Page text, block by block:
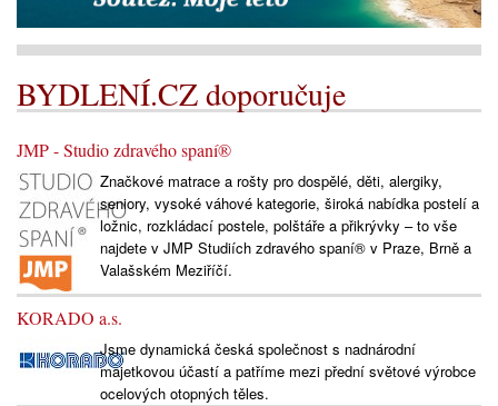
BYDLENÍ.CZ doporučuje
JMP - Studio zdravého spaní®
Značkové matrace a rošty pro dospělé, děti, alergiky,
seniory, vysoké váhové kategorie, široká nabídka postelí a
ložnic, rozkládací postele, polštáře a přikrývky – to vše
najdete v JMP Studiích zdravého spaní® v Praze, Brně a
Valašském Meziříčí.
KORADO a.s.
Jsme dynamická česká společnost s nadnárodní
majetkovou účastí a patříme mezi přední světové výrobce
ocelových otopných těles.